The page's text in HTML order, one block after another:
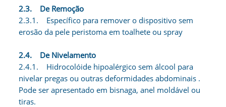
2.3. De Remoção
2.3.1. Específico para remover o dispositivo sem
erosão da pele peristoma em toalhete ou spray
2.4. De Nivelamento
2.4.1. Hidrocolóide hipoalérgico sem álcool para
nivelar pregas ou outras deformidades abdominais .
Pode ser apresentado em bisnaga, anel moldável ou
tiras.